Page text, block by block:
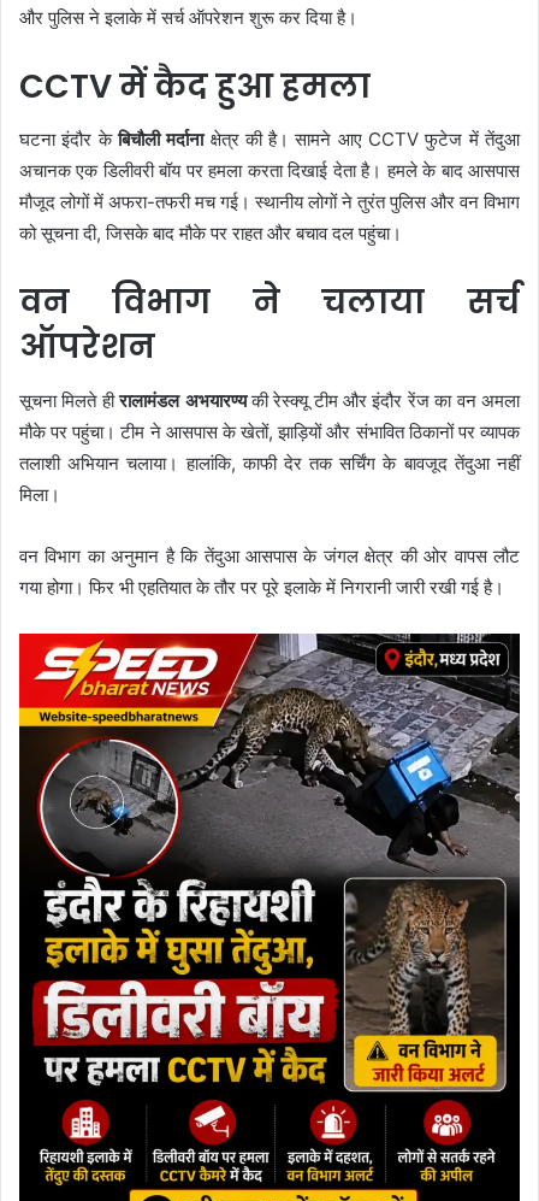
और पुलिस ने इलाके में सर्च ऑपरेशन शुरू कर दिया है।
CCTV में कैद हुआ हमला
घटना इंदौर केबिचौली मर्दानाक्षेत्र की है। सामने आए CCTV फुटेज में तेंदुआ
अचानक एक डिलीवरी बॉय पर हमला करता दिखाई देता है। हमले के बाद आसपास
मौजूद लोगों में अफरा-तफरी मच गई। स्थानीय लोगों ने तुरंत पुलिस और वन विभाग
को सूचना दी, जिसके बाद मौके पर राहत और बचाव दल पहुंचा।
वन विभाग ने चलाया सर्च
ऑपरेशन
सूचना मिलते हीरालामंडल अभयारण्यकी रेस्क्यू टीम और इंदौर रेंज का वन अमला
मौके पर पहुंचा। टीम ने आसपास के खेतों, झाड़ियों और संभावित ठिकानों पर व्यापक
तलाशी अभियान चलाया। हालांकि, काफी देर तक सर्चिंग के बावजूद तेंदुआ नहीं
मिला।
वन विभाग का अनुमान है कि तेंदुआ आसपास के जंगल क्षेत्र की ओर वापस लौट
गया होगा। फिर भी एहतियात के तौर पर पूरे इलाके में निगरानी जारी रखी गई है।